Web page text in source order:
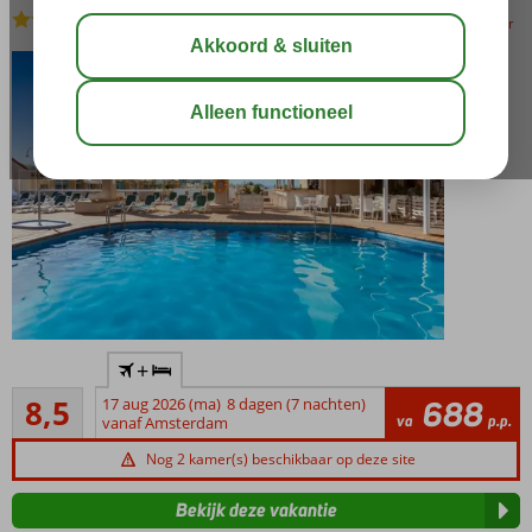
Logies en ontbijt-Aparthotel bewaar
tot rust
Vlak
zwarte
lava
8,5Aanrader
32
beoordelingen
+
17 aug 2026 (ma) 8 dagen (7 nachten)
vanaf Amsterdam
va 688 p.p.
Nog 2 kamer(s) beschikbaar op deze site
Bekijk deze vakantie